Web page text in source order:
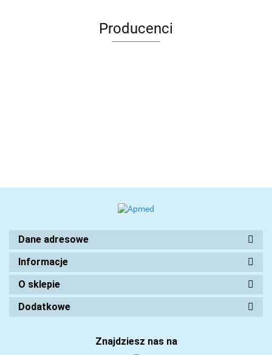
Producenci
Dane adresowe
Informacje
O sklepie
Dodatkowe
Znajdziesz nas na